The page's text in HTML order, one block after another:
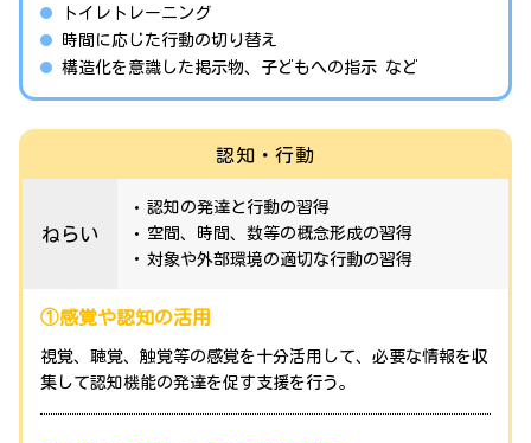
トイレトレーニング
時間に応じた行動の切り替え
構造化を意識した掲示物、子どもへの指示 など
認知・行動
ねらい
認知の発達と行動の習得
空間、時間、数等の概念形成の習得
対象や外部環境の適切な行動の習得
①感覚や認知の活用
視覚、聴覚、触覚等の感覚を十分活用して、必要な情報を収
集して認知機能の発達を促す支援を行う。